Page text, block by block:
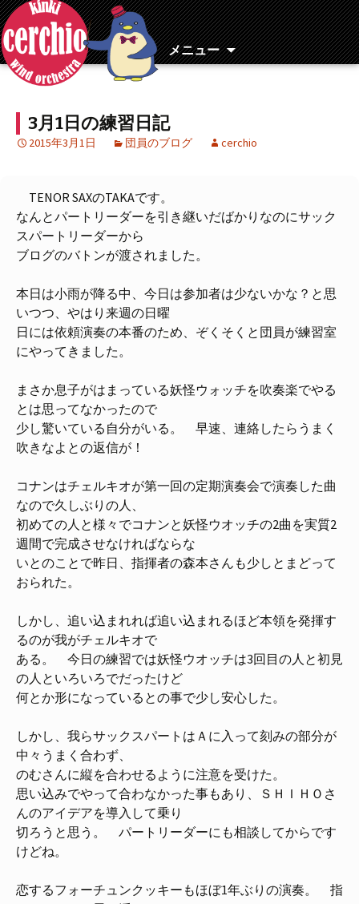
メニュー
コ
ン
テ
ン
3月1日の練習日記
2015年3月1日 団員のブログ cerchio
TENOR SAXのTAKAです。
なんとパートリーダーを引き継いだばかりなのにサック
スパートリーダーから
ブログのバトンが渡されました。
本日は小雨が降る中、今日は参加者は少ないかな？と思
いつつ、やはり来週の日曜
日には依頼演奏の本番のため、ぞくそくと団員が練習室
にやってきました。
まさか息子がはまっている妖怪ウォッチを吹奏楽でやる
とは思ってなかったので
少し驚いている自分がいる。 早速、連絡したらうまく
吹きなよとの返信が！
コナンはチェルキオが第一回の定期演奏会で演奏した曲
なので久しぶりの人、
初めての人と様々でコナンと妖怪ウオッチの2曲を実質2
週間で完成させなければならな
いとのことで昨日、指揮者の森本さんも少しとまどって
おられた。
しかし、追い込まれれば追い込まれるほど本領を発揮す
るのが我がチェルキオで
ある。 今日の練習では妖怪ウオッチは3回目の人と初見
の人といろいろでだったけど
何とか形になっているとの事で少し安心した。
しかし、我らサックスパートはＡに入って刻みの部分が
中々うまく合わず、
のむさんに縦を合わせるように注意を受けた。
思い込みでやって合わなかった事もあり、ＳＨＩＨＯさ
んのアイデアを導入して乗り
切ろうと思う。 パートリーダーにも相談してからです
けどね。
恋するフォーチュンクッキーもほぼ1年ぶりの演奏。 指